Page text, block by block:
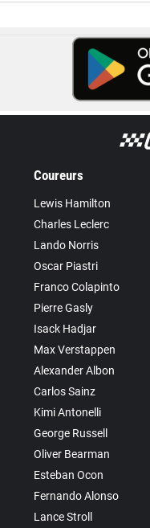
Coureurs
Lewis Hamilton
Charles Leclerc
Lando Norris
Oscar Piastri
Franco Colapinto
Pierre Gasly
Isack Hadjar
Max Verstappen
Alexander Albon
Carlos Sainz
Kimi Antonelli
George Russell
Oliver Bearman
Esteban Ocon
Fernando Alonso
Lance Stroll